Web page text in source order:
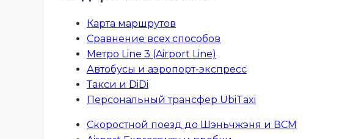
Карта маршрутов
Сравнение всех способов
Метро Line 3 (Airport Line)
Автобусы и аэропорт-экспресс
Такси и DiDi
Персональный трансфер UbiTaxi
Скоростной поезд до Шэньчжэня и ВСМ